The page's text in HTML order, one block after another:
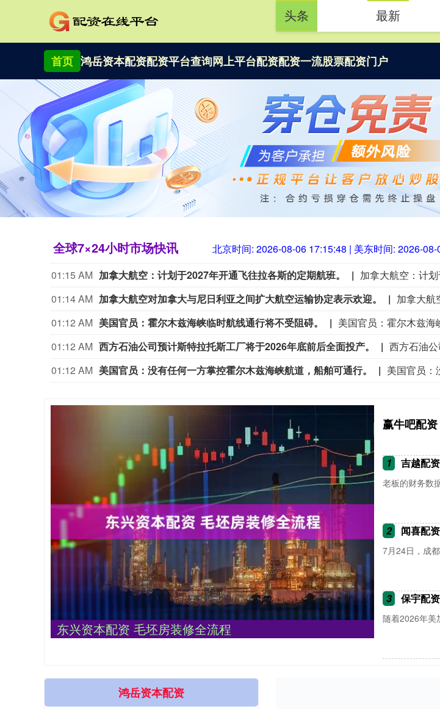
首页 鸿岳资本配资配资平台查询网上平台配资配资一流股票配资门户
全球7×24小时市场快讯 北京时间: 2026-08-06 17:15:49 | 美东时间: 2026-08-
01:15 AM 加拿大航空：计划于2027年开通飞往拉各斯的定期航班。
01:14 AM 加拿大航空对加拿大与尼日利亚之间扩大航空运输协定表示欢迎。
01:12 AM 美国官员：霍尔木兹海峡临时航线通行将不受阻碍。
01:12 AM 西方石油公司预计斯特拉托斯工厂将于2026年底前后全面投产。
01:12 AM 美国官员：没有任何一方掌控霍尔木兹海峡航道，船舶可通行。
东兴资本配资 毛坯房装修全流程
赢牛吧配
1 吉越配
老板的财务数
2 闻喜配
7月24日，成
3 保宇配资
随着2026年美
头条 最新
鸿岳资本配资